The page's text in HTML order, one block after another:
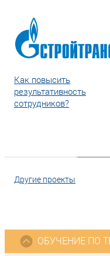
Как повысить
результативность
сотрудников?
Другие проекты
ОБУЧЕНИЕ ПО